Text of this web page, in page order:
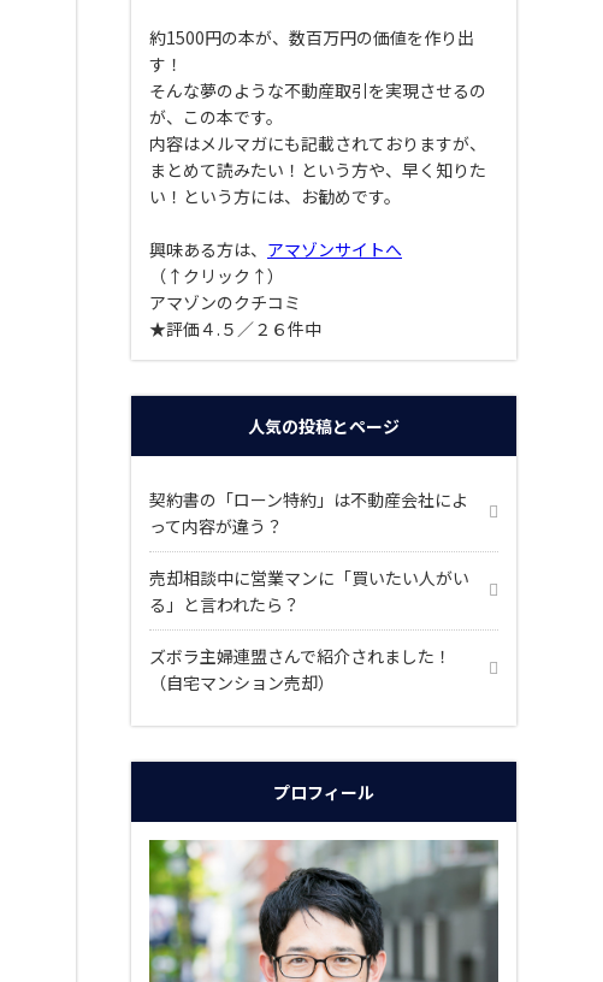
約1500円の本が、数百万円の価値を作り出
す！
そんな夢のような不動産取引を実現させるの
が、この本です。
内容はメルマガにも記載されておりますが、
まとめて読みたい！という方や、早く知りた
い！という方には、お勧めです。
興味ある方は、 アマゾンサイトへ
（↑クリック↑）
アマゾンのクチコミ
★評価４.５／２６件中
人気の投稿とページ
契約書の「ローン特約」は不動産会社によ
って内容が違う？
売却相談中に営業マンに「買いたい人がい
る」と言われたら？
ズボラ主婦連盟さんで紹介されました！
（自宅マンション売却）
プロフィール